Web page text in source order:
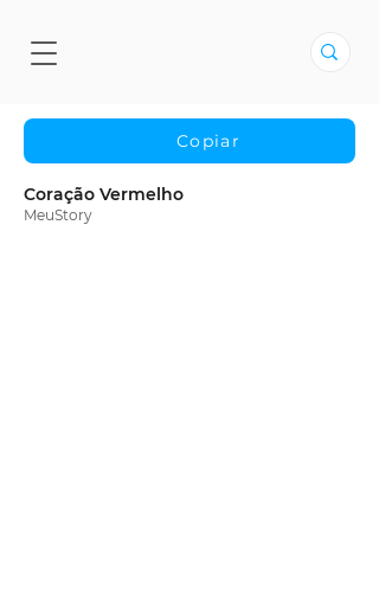
Copiar
Coração Vermelho
MeuStory